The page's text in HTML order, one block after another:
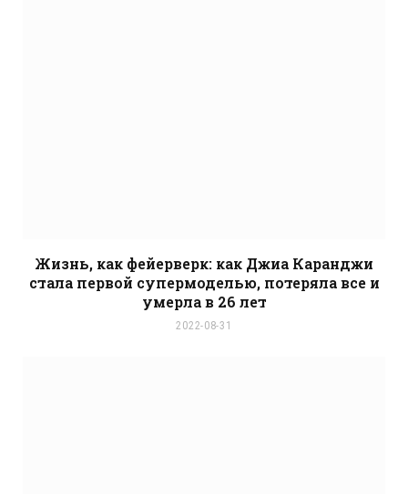
Жизнь, как фейерверк: как Джиа Каранджи
стала первой супермоделью, потеряла все и
умерла в 26 лет
2022-08-31